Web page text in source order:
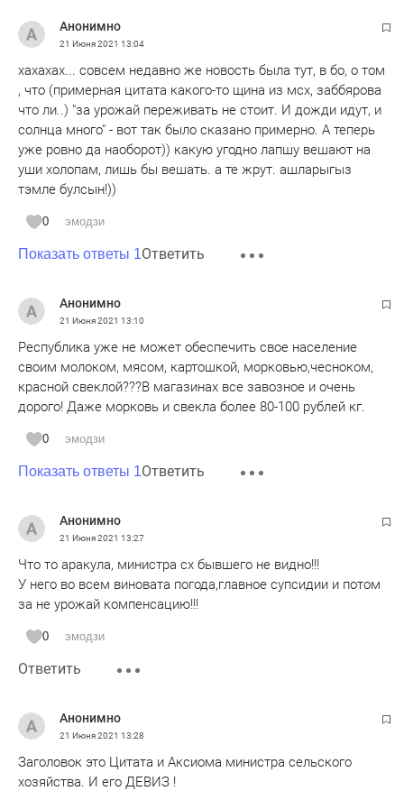
Анонимно
21 Июня 2021 13:04
хахахах... совсем недавно же новость была тут, в бо, о том
, что (примерная цитата какого-то щина из мсх, заббярова
что ли..) "за урожай переживать не стоит. И дожди идут, и
солнца много" - вот так было сказано примерно. А теперь
уже ровно да наоборот)) какую угодно лапшу вешают на
уши холопам, лишь бы вешать. а те жрут. ашларыгыз
тэмле булсын!))
0 эмодзи
Показать ответы 1Ответить
Анонимно
21 Июня 2021 13:10
Республика уже не может обеспечить свое население
своим молоком, мясом, картошкой, морковью,чесноком,
красной свеклой???В магазинах все завозное и очень
дорого! Даже морковь и свекла более 80-100 рублей кг.
0 эмодзи
Показать ответы 1Ответить
Анонимно
21 Июня 2021 13:27
Что то аракула, министра сх бывшего не видно!!!
У него во всем виновата погода,главное супсидии и потом
за не урожай компенсацию!!!
0 эмодзи
Ответить
Анонимно
21 Июня 2021 13:28
Заголовок это Цитата и Аксиома министра сельского
хозяйства. И его ДЕВИЗ !